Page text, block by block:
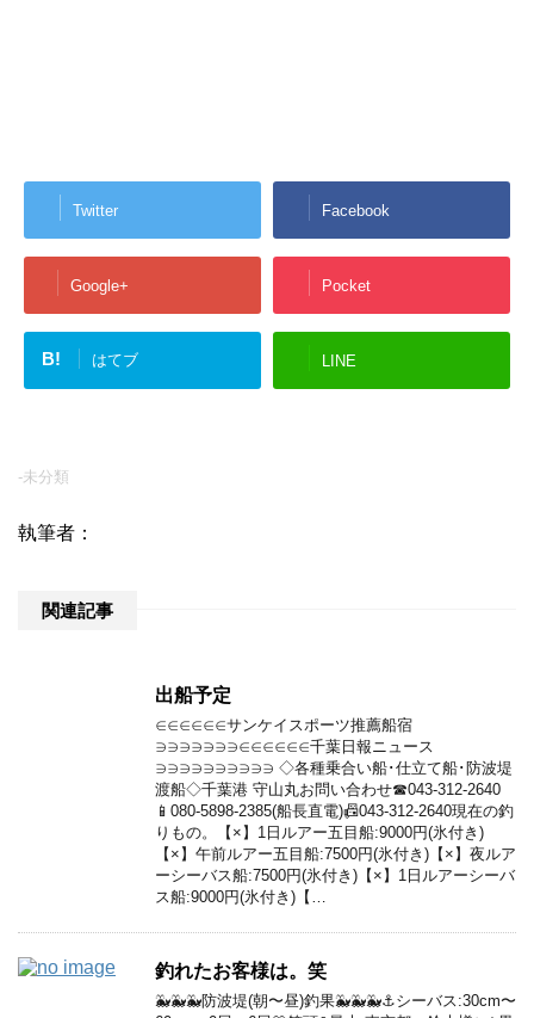
Twitter Facebook
Google+ Pocket
B! はてブ LINE
-未分類
執筆者：
関連記事
出船予定
∈∈∈∈∈∈サンケイスポーツ推薦船宿
∋∋∋∋∋∋∋∈∈∈∈∈∈千葉日報ニュース
∋∋∋∋∋∋∋∋∋∋ ◇各種乗合い船･仕立て船･防波堤
渡船◇千葉港 守山丸お問い合わせ☎043-312-2640
📱080-5898-2385(船長直電)📠043-312-2640現在の釣
りもの。【×】1日ルアー五目船:9000円(氷付き)
【×】午前ルアー五目船:7500円(氷付き)【×】夜ルア
ーシーバス船:7500円(氷付き)【×】1日ルアーシーバ
ス船:9000円(氷付き)【…
釣れたお客様は。笑
🐳🐳🐳防波堤(朝〜昼)釣果🐳🐳🐳⚓️シーバス:30cm〜